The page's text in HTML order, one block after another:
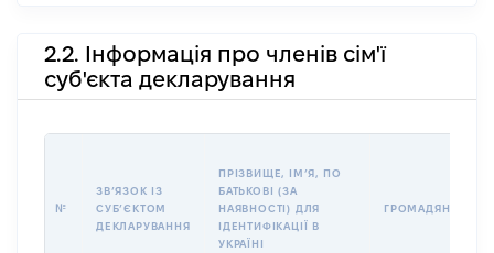
2.2. Інформація про членів сім'ї
суб'єкта декларування
№
ЗВʼЯЗОК ІЗ
СУБʼЄКТОМ
ДЕКЛАРУВАННЯ
ПРІЗВИЩЕ, ІМʼЯ, ПО
БАТЬКОВІ (ЗА
НАЯВНОСТІ) ДЛЯ
ІДЕНТИФІКАЦІЇ В
УКРАЇНІ
ГРОМАДЯНСТВО